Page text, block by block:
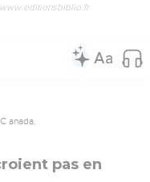
anada.
pas en